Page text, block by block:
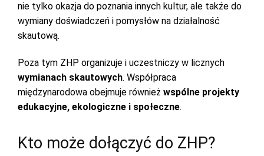
nie tylko okazja do poznania innych kultur, ale także do
wymiany doświadczeń i pomysłów na działalność
skautową.
Poza tym ZHP organizuje i uczestniczy w licznych
wymianach skautowych. Współpraca
międzynarodowa obejmuje również wspólne projekty
edukacyjne, ekologiczne i społeczne.
Kto może dołączyć do ZHP?